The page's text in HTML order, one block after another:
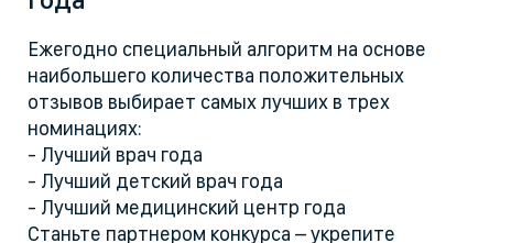
Ежегодно специальный алгоритм на основе
наибольшего количества положительных
отзывов выбирает самых лучших в трех
номинациях:
- Лучший врач года
- Лучший детский врач года
- Лучший медицинский центр года
Станьте партнером конкурса – укрепите